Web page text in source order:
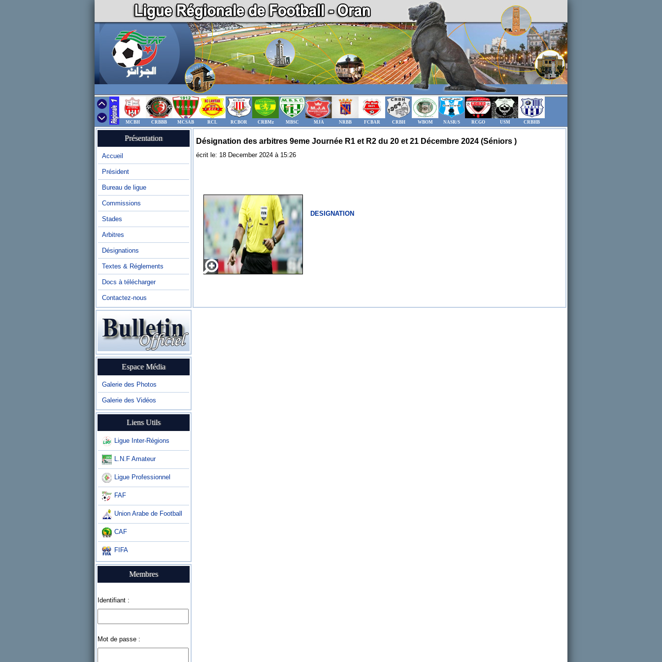
MCBH CRBBB MCSAB RCL RCBOR CRBMz MBSC MJA NRBB FCBAR CRBH WBOM NASR/S RCGO USM CRBHB
Présentation
Accueil
Président
Bureau de ligue
Commissions
Stades
Arbitres
Désignations
Textes & Réglements
Docs à télécharger
Contactez-nous
Espace Média
Galerie des Photos
Galerie des Vidéos
Liens Utils
Ligue Inter-Régions
L.N.F Amateur
Ligue Professionnel
FAF
Union Arabe de Football
CAF
FIFA
Membres
Identifiant :
Mot de passe :
Désignation des arbitres 9eme Journée R1 et R2 du 20 et 21 Décembre 2024 (Séniors )
écrit le: 18 December 2024 à 15:26
DESIGNATION